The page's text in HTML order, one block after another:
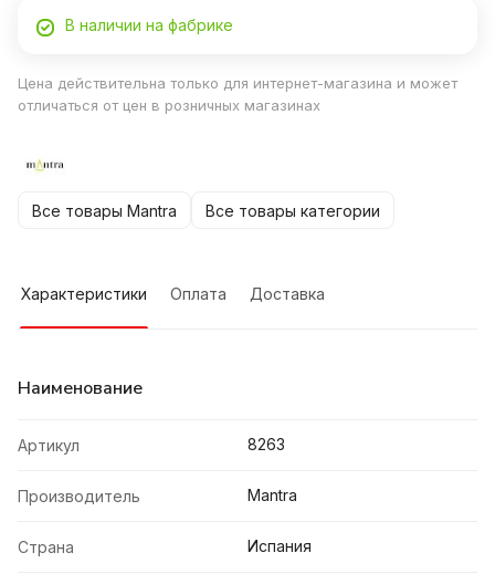
В наличии на фабрике
Цена действительна только для интернет-магазина и может
отличаться от цен в розничных магазинах
Все товары Mantra Все товары категории
Характеристики Оплата Доставка
Наименование
Артикул 8263
Производитель Mantra
Страна Испания